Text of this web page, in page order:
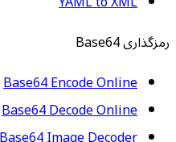
رمزگذاری Base64
Base64 Encode Online
Base64 Decode Online